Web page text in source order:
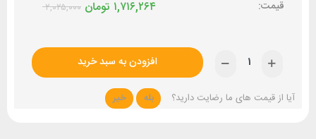
۲,۰۲۵,۰۰۰ تومان ۱,۷۱۶,۲۶۴
افزودن به سبد خرید
آیا از قیمت های ما رضایت دارید؟ بله خیر